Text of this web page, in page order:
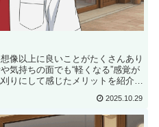
像以上に良いことがたくさんあり
気持ちの面でも“軽くなる”感覚が
りにして感じたメリットを紹介し
2025.10.29